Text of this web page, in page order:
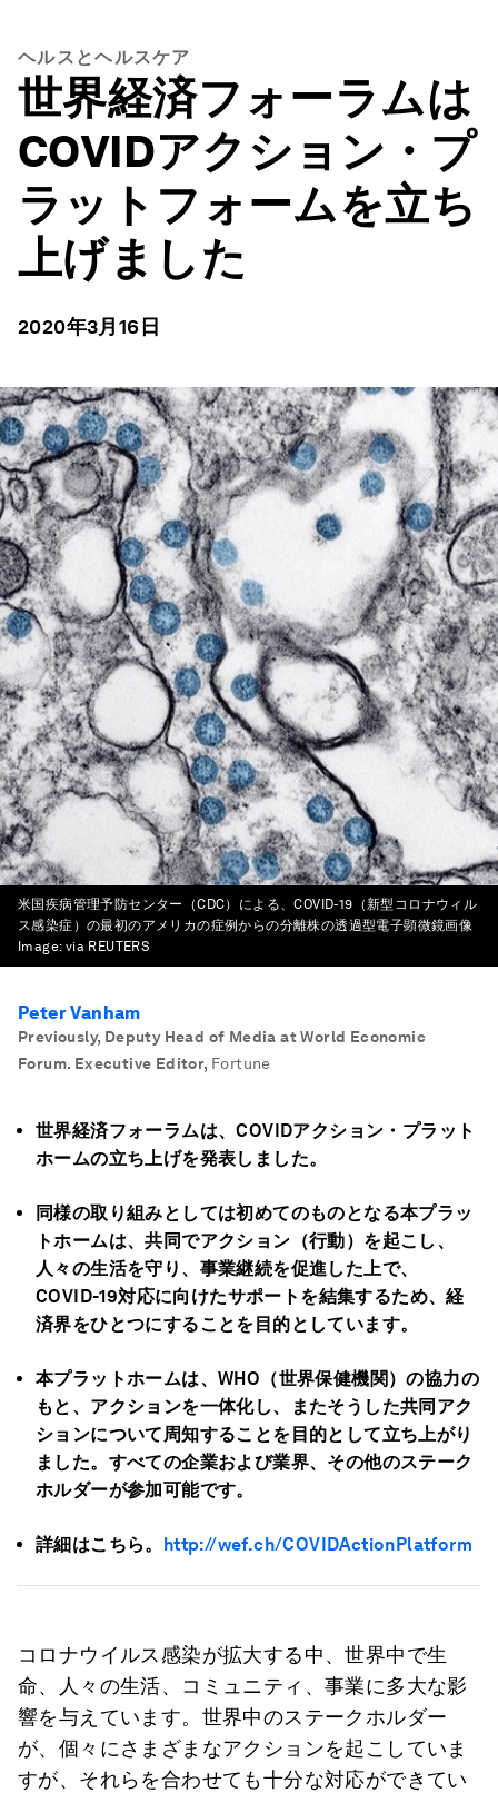
ヘルスとヘルスケア
世界経済フォーラムは
COVIDアクション・プ
ラットフォームを立ち
上げました
2020年3月16日
米国疾病管理予防センター（CDC）による、COVID-19（新型コロナウィル
ス感染症）の最初のアメリカの症例からの分離株の透過型電子顕微鏡画像
Image: via REUTERS
Peter Vanham
Previously, Deputy Head of Media at World Economic
Forum. Executive Editor, Fortune
世界経済フォーラムは、COVIDアクション・プラット
ホームの立ち上げを発表しました。
同様の取り組みとしては初めてのものとなる本プラッ
トホームは、共同でアクション（行動）を起こし、
人々の生活を守り、事業継続を促進した上で、
COVID-19対応に向けたサポートを結集するため、経
済界をひとつにすることを目的としています。
本プラットホームは、WHO（世界保健機関）の協力の
もと、アクションを一体化し、またそうした共同アク
ションについて周知することを目的として立ち上がり
ました。すべての企業および業界、その他のステーク
ホルダーが参加可能です。
詳細はこちら。 http://wef.ch/COVIDActionPlatform
コロナウイルス感染が拡大する中、世界中で生
命、人々の生活、コミュニティ、事業に多大な影
響を与えています。世界中のステークホルダー
が、個々にさまざまなアクションを起こしていま
すが、それらを合わせても十分な対応ができてい